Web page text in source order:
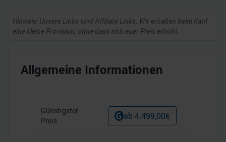
Hinweis: Unsere Links sind Affiliate Links. Wir erhalten beim Kauf
eine kleine Provision, ohne dass sich euer Preis erhöht.
Allgemeine Informationen
Günstigster
Preis
ab 4.499,00€